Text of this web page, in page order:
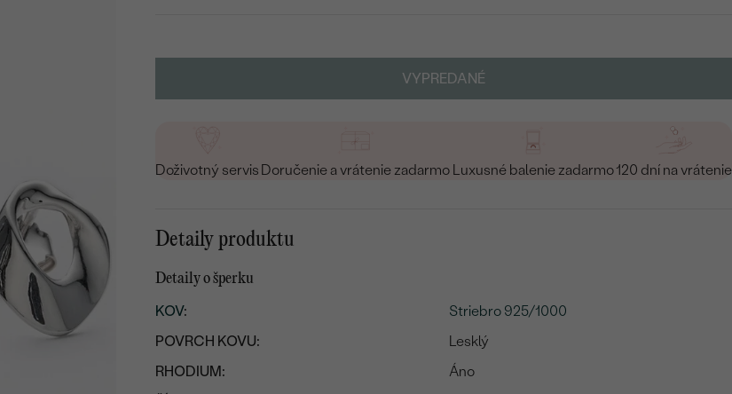
VYPREDANÉ
Doživotný servis Doručenie a vrátenie zadarmo Luxusné balenie zadarmo120 dní na vrátenie
Detaily produktu
Detaily o šperku
KOV:
Striebro 925/1000
POVRCH KOVU:
Lesklý
RHODIUM:
Áno